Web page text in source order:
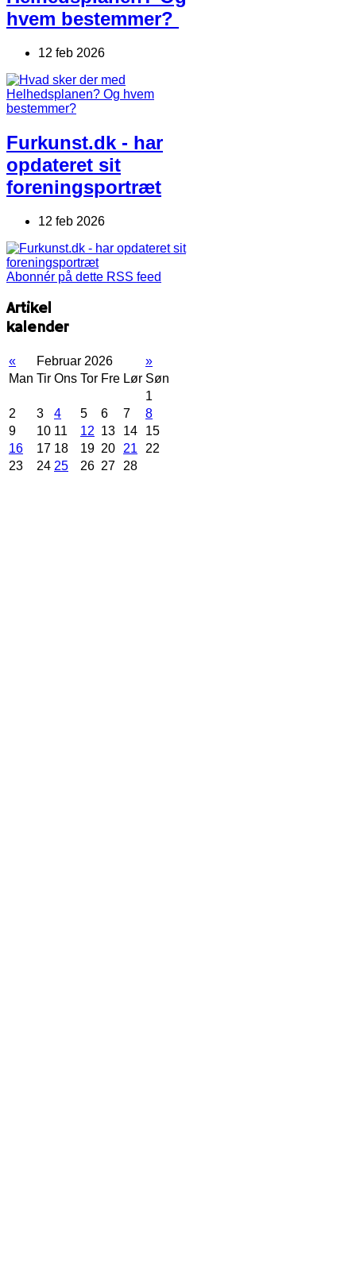
hvem bestemmer?
12 feb 2026
Furkunst.dk - har
opdateret sit
foreningsportræt
12 feb 2026
Abonnér på dette RSS feed
Artikel
kalender
« Februar 2026
»
Man Tir Ons Tor Fre Lør Søn
1
2
3 4 5 6 7
8
9
10 11 12 13 14
15
16
17 18 19 20 21
22
23
24 25 26 27 28